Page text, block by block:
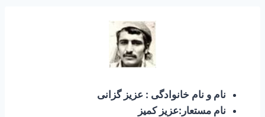
نام و نام خانوادگی : عزیز گزانی
نام مستعار:عزیز کمیز